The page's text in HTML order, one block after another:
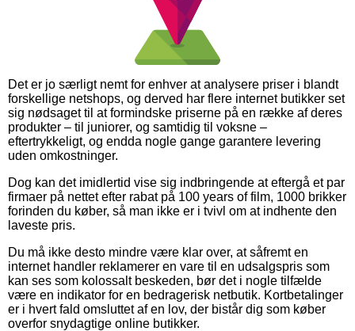
Det er jo særligt nemt for enhver at analysere priser i blandt
forskellige netshops, og derved har flere internet butikker set
sig nødsaget til at formindske priserne på en række af deres
produkter – til juniorer, og samtidig til voksne –
eftertrykkeligt, og endda nogle gange garantere levering
uden omkostninger.
Dog kan det imidlertid vise sig indbringende at eftergå et par
firmaer på nettet efter rabat på 100 years of film, 1000 brikker
forinden du køber, så man ikke er i tvivl om at indhente den
laveste pris.
Du må ikke desto mindre være klar over, at såfremt en
internet handler reklamerer en vare til en udsalgspris som
kan ses som kolossalt beskeden, bør det i nogle tilfælde
være en indikator for en bedragerisk netbutik. Kortbetalinger
er i hvert fald omsluttet af en lov, der bistår dig som køber
overfor snydagtige online butikker.